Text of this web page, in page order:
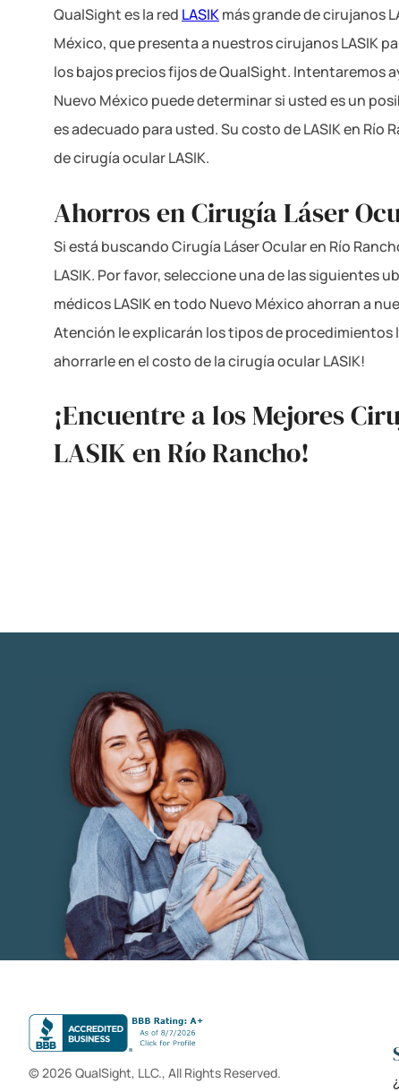
QualSight es la red LASIKmás grande de cirujanos
México, que presenta a nuestros cirujanos LASIK
los bajos precios fijos de QualSight. Intentaremos
Nuevo México puede determinar si usted es un
es adecuado para usted. Su costo de LASIK en
de cirugía ocular LASIK.
Ahorros en Cirugía Láser
Si está buscando Cirugía Láser Ocular en Río
LASIK. Por favor, seleccione una de las siguientes
médicos LASIK en todo Nuevo México ahorran a
Atención le explicarán los tipos de procedimientos
ahorrarle en el costo de la cirugía ocular LASIK!
¡Encuentre a los Mejores
LASIK en Río Rancho!
© 2026 QualSight, LLC., All Rights Reserved.